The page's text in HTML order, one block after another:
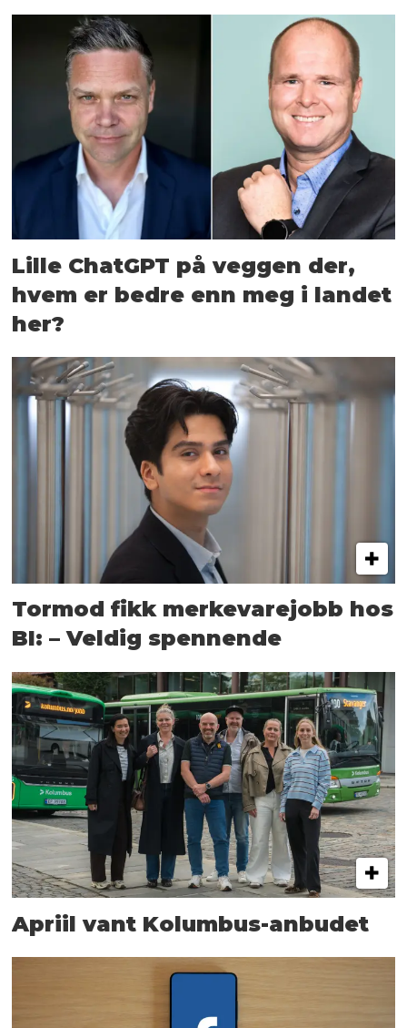
Lille ChatGPT på veggen der,
hvem er bedre enn meg i landet
her?
Tormod fikk merkevarejobb hos
BI: – Veldig spennende
Apriil vant Kolumbus-anbudet